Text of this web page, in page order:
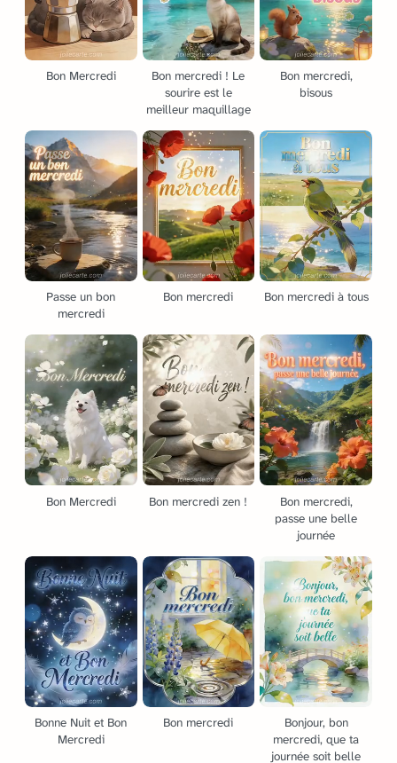
Bon Mercredi
Bon mercredi ! Le
sourire est le
meilleur maquillage
Bon mercredi,
bisous
Passe un bon
mercredi
Bon mercredi Bon mercredi à tous
Bon Mercredi Bon mercredi zen !
Bon mercredi,
passe une belle
journée
Bonne Nuit et Bon
Mercredi
Bon mercredi
Bonjour, bon
mercredi, que ta
journée soit belle